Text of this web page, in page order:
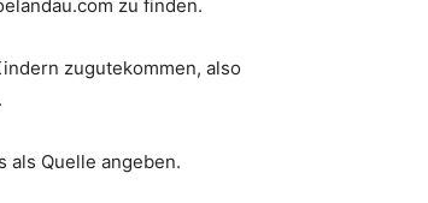
zu finden.
zugutekommen, also
als Quelle angeben.